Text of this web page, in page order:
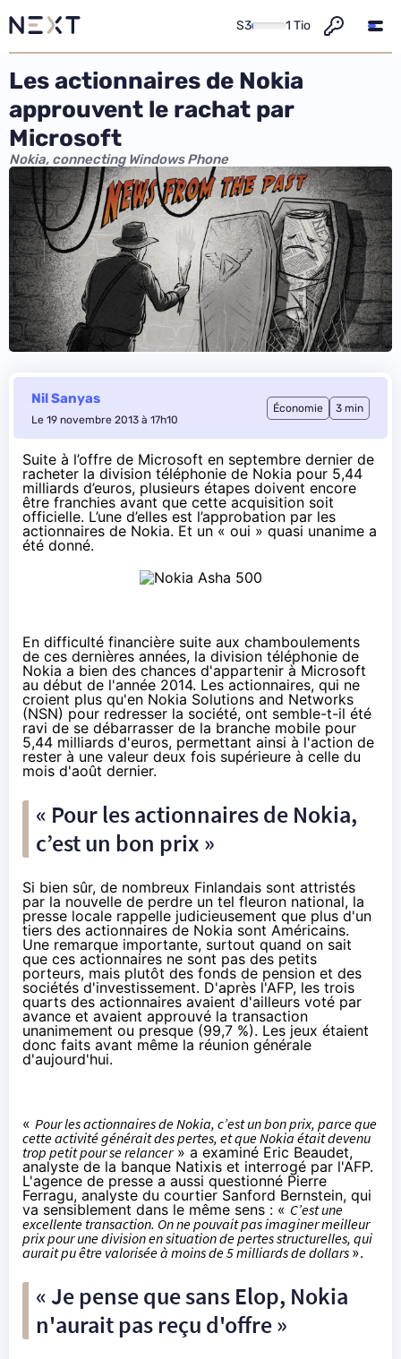
S3 1 Tio
Les actionnaires de Nokia
approuvent le rachat par
Microsoft
Nokia, connecting Windows Phone
Nil Sanyas
Le 19 novembre 2013 à 17h10
Économie 3 min
Suite à l’offre de Microsoft en septembre dernier de
racheter la division téléphonie de Nokia pour 5,44
milliards d’euros, plusieurs étapes doivent encore
être franchies avant que cette acquisition soit
officielle. L’une d’elles est l’approbation par les
actionnaires de Nokia. Et un « oui » quasi unanime a
été donné.
En difficulté financière suite aux chamboulements
de ces dernières années, la division téléphonie de
Nokia a bien des chances d'appartenir à Microsoft
au début de l'année 2014. Les actionnaires, qui ne
croient plus qu'en Nokia Solutions and Networks
(NSN) pour redresser la société, ont semble-t-il été
ravi de se débarrasser de la branche mobile pour
5,44 milliards d'euros, permettant ainsi à l'action de
rester à une valeur deux fois supérieure à celle du
mois d'août dernier.
« Pour les actionnaires de Nokia,
c’est un bon prix »
Si bien sûr, de nombreux Finlandais sont attristés
par la nouvelle de perdre un tel fleuron national, la
presse locale rappelle judicieusement que plus d'un
tiers des actionnaires de Nokia sont Américains.
Une remarque importante, surtout quand on sait
que ces actionnaires ne sont pas des petits
porteurs, mais plutôt des fonds de pension et des
sociétés d'investissement. D'après l'AFP, les trois
quarts des actionnaires avaient d'ailleurs voté par
avance et avaient approuvé la transaction
unanimement ou presque (99,7 %). Les jeux étaient
donc faits avant même la réunion générale
d'aujourd'hui.
« Pour les actionnaires de Nokia, c’est un bon prix, parce que
cette activité générait des pertes, et que Nokia était devenu
trop petit pour se relancer» a examiné Eric Beaudet,
analyste de la banque Natixis et interrogé par l'AFP.
L'agence de presse a aussi questionné Pierre
Ferragu, analyste du courtier Sanford Bernstein, qui
va sensiblement dans le même sens : « C’est une
excellente transaction. On ne pouvait pas imaginer meilleur
prix pour une division en situation de pertes structurelles, qui
aurait pu être valorisée à moins de 5 milliards de dollars ».
« Je pense que sans Elop, Nokia
n'aurait pas reçu d'offre »